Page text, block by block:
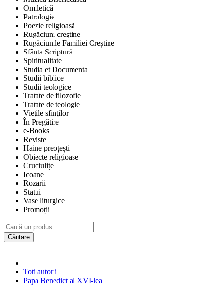
Omiletică
Patrologie
Poezie religioasă
Rugăciuni creştine
Rugăciunile Familiei Creștine
Sfânta Scriptură
Spiritualitate
Studia et Documenta
Studii biblice
Studii teologice
Tratate de filozofie
Tratate de teologie
Vieţile sfinţilor
În Pregătire
e-Books
Reviste
Haine preoțești
Obiecte religioase
Cruciulițe
Icoane
Rozarii
Statui
Vase liturgice
Promoții
Căutare
Toti autorii
Papa Benedict al XVI-lea